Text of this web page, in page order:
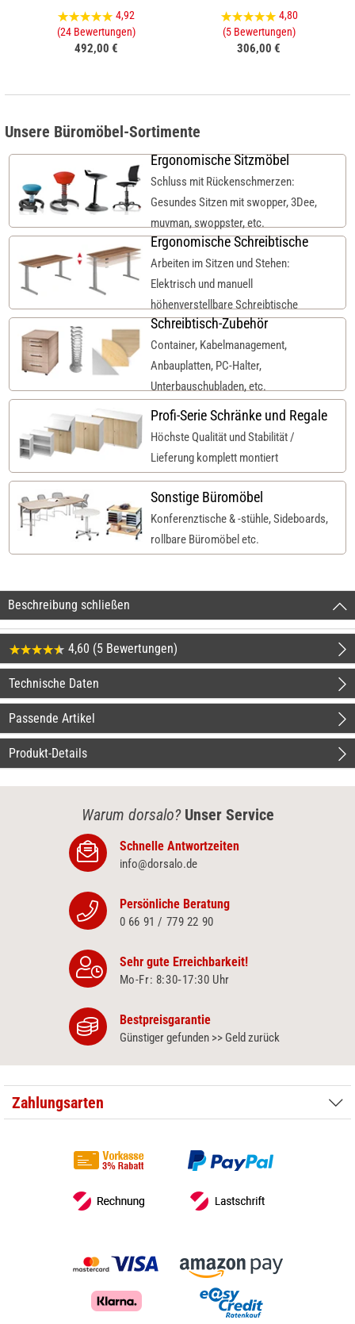
4,92
(24 Bewertungen)
492,00 €
4,80
(5 Bewertungen)
306,00 €
Unsere Büromöbel-Sortimente
Ergonomische Sitzmöbel
Schluss mit Rückenschmerzen:
Gesundes Sitzen mit swopper, 3Dee,
muvman, swoppster, etc.
Ergonomische Schreibtische
Arbeiten im Sitzen und Stehen:
Elektrisch und manuell
höhenverstellbare Schreibtische
Schreibtisch-Zubehör
Container, Kabelmanagement,
Anbauplatten, PC-Halter,
Unterbauschubladen, etc.
Profi-Serie Schränke und Regale
Höchste Qualität und Stabilität /
Lieferung komplett montiert
Sonstige Büromöbel
Konferenztische & -stühle, Sideboards,
rollbare Büromöbel etc.
Beschreibung schließen
4,60 (5 Bewertungen)
Technische Daten
Passende Artikel
Produkt-Details
Warum dorsalo? Unser Service
Schnelle Antwortzeiten
info@dorsalo.de
Persönliche Beratung
0 66 91 / 779 22 90
Sehr gute Erreichbarkeit!
Mo-Fr: 8:30‑17:30 Uhr
Bestpreisgarantie
Günstiger gefunden >> Geld zurück
Zahlungsarten